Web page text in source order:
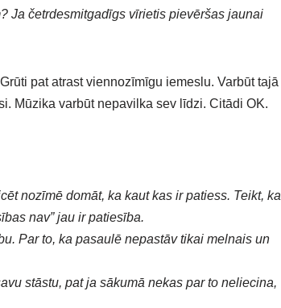
Ja četrdesmitgadīgs vīrietis pievēršas jaunai
pat atrast viennozīmīgu iemeslu. Varbūt tajā
Mūzika varbūt nepavilka sev līdzi. Citādi OK.
nozīmē domāt, ka kaut kas ir patiess. Teikt, ka
nav” jau ir patiesība.
Par to, ka pasaulē nepastāv tikai melnais un
stāstu, pat ja sākumā nekas par to neliecina,